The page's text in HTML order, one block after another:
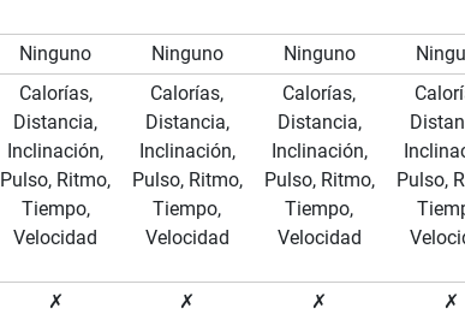
Ninguno Ninguno Ninguno
Calorías,
Distancia,
Inclinación,
Pulso, Ritmo,
Tiempo,
Velocidad
Calorías,
Distancia,
Inclinación,
Pulso, Ritmo,
Tiempo,
Velocidad
Calorías,
Distancia,
Inclinación,
Pulso, Ritmo,
Tiempo,
Velocidad
Pulso,
✗ ✗ ✗
✗